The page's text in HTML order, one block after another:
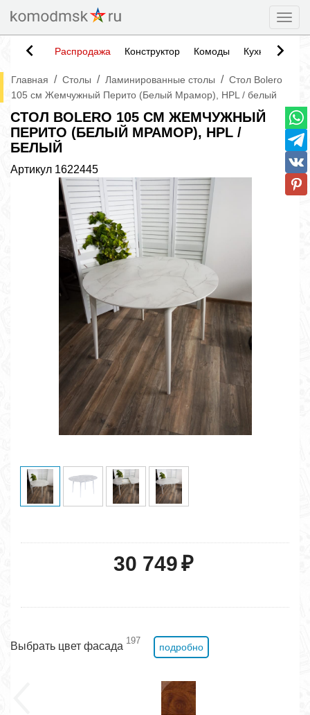
Распродажа Конструктор Комоды Кухни
Главная / Столы / Ламинированные столы / Стол Bolero
105 см Жемчужный Перито (Белый Мрамор), HPL / белый
СТОЛ BOLERO 105 СМ ЖЕМЧУЖНЫЙ
ПЕРИТО (БЕЛЫЙ МРАМОР), HPL /
БЕЛЫЙ
Артикул 1622445
30 749₽
Выбрать цвет фасада 197
подробно